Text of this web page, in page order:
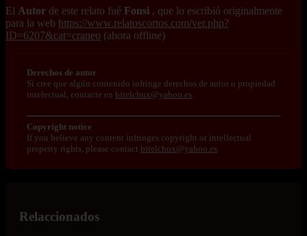
El Autor de este relato fué Fonsi , que lo escribió originalmente
para la web https://www.relatoscortos.com/ver.php?
ID=6207&cat=craneo (ahora offline)
Derechos de autor
Si cree que algún contenido infringe derechos de autor o propiedad
intelectual, contacte en bitelchux@yahoo.es
Copyright notice
If you believe any content infringes copyright or intellectual
property rights, please contact bitelchux@yahoo.es
Relaccionados